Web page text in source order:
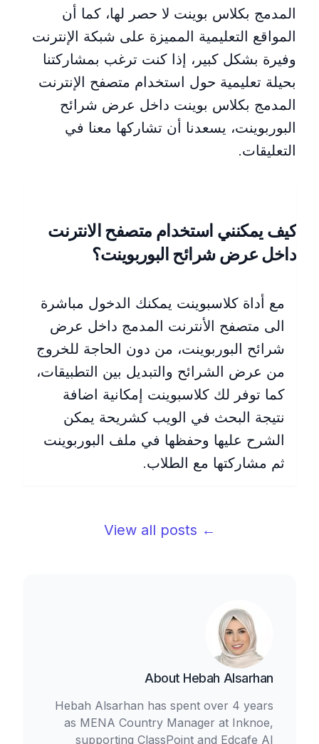
المدمج بكلاس بوينت لا حصر لها، كما أن
المواقع التعليمية المميزة على شبكة الإنترنت
وفيرة بشكل كبير، إذا كنت ترغب بمشاركتنا
بحيلة تعليمية حول استخدام متصفح الإنترنت
المدمج بكلاس بوينت داخل عرض شرائح
البوربوينت، يسعدنا أن تشاركها معنا في
التعليقات.
كيف يمكنني استخدام متصفح الانترنت
داخل عرض شرائح البوربوينت؟
مع أداة كلاسبوينت يمكنك الدخول مباشرة
الى متصفح الأنترنت المدمج داخل عرض
شرائح البوربوينت، من دون الحاجة للخروج
من عرض الشرائح والتبديل بين التطبيقات،
كما توفر لك كلاسبوينت إمكانية اضافة
نتيجة البحث في الويب كشريحة يمكن
الشرح عليها وحفظها في ملف البوربوينت
ثم مشاركتها مع الطلاب.
← View all posts
About Hebah Alsarhan
Hebah Alsarhan has spent over 4 years
as MENA Country Manager at Inknoe,
supporting ClassPoint and Edcafe AI